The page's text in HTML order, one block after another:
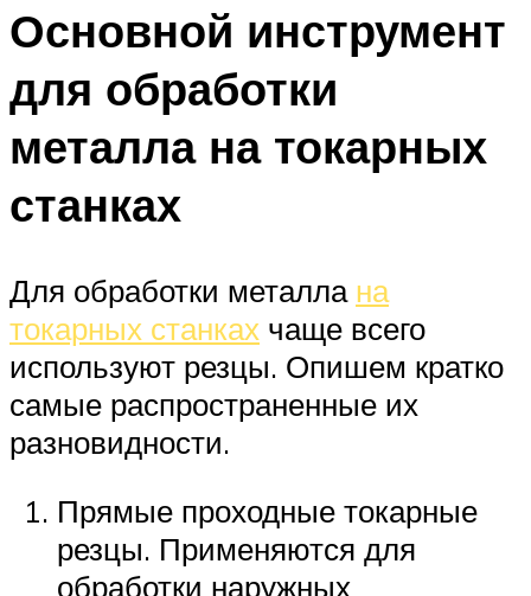
Основной инструмент
для обработки
металла на токарных
станках
Для обработки металла на
токарных станках чаще всего
используют резцы. Опишем кратко
самые распространенные их
разновидности.
Прямые проходные токарные
резцы. Применяются для
обработки наружных